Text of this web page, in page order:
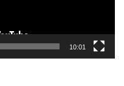
10:01